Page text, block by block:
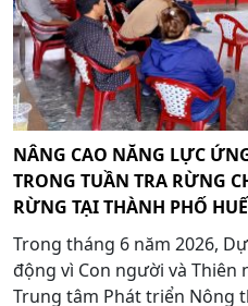
NÂNG CAO NĂNG LỰC
TRONG TUẦN TRA RỪNG
RỪNG TẠI THÀNH PHỐ HUẾ
Trong tháng 6 năm 2026,
động vì Con người và Thiên
Trung tâm Phát triển Nông